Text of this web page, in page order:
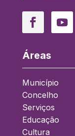
Facebook
Áreas
Município
Concelho
Serviços
Educação
Cultura